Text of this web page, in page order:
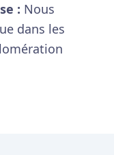
: Nous
dans les